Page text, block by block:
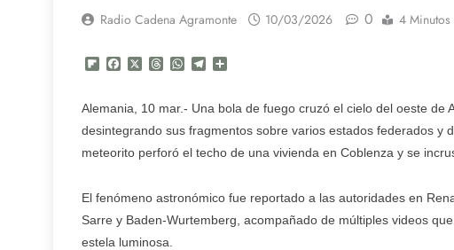
Radio Cadena Agramonte 10/03/2026 0 4 Minutos
Flipboard
FacebookThreadsWhatsApp
Telegram
Alemania, 10 mar.- Una bola de fuego cruzó el cielo del oeste de
desintegrando sus fragmentos sobre varios estados federados y
meteorito perforó el techo de una vivienda en Coblenza y se
El fenómeno astronómico fue reportado a las autoridades en
Sarre y Baden-Wurtemberg, acompañado de múltiples videos
estela luminosa.